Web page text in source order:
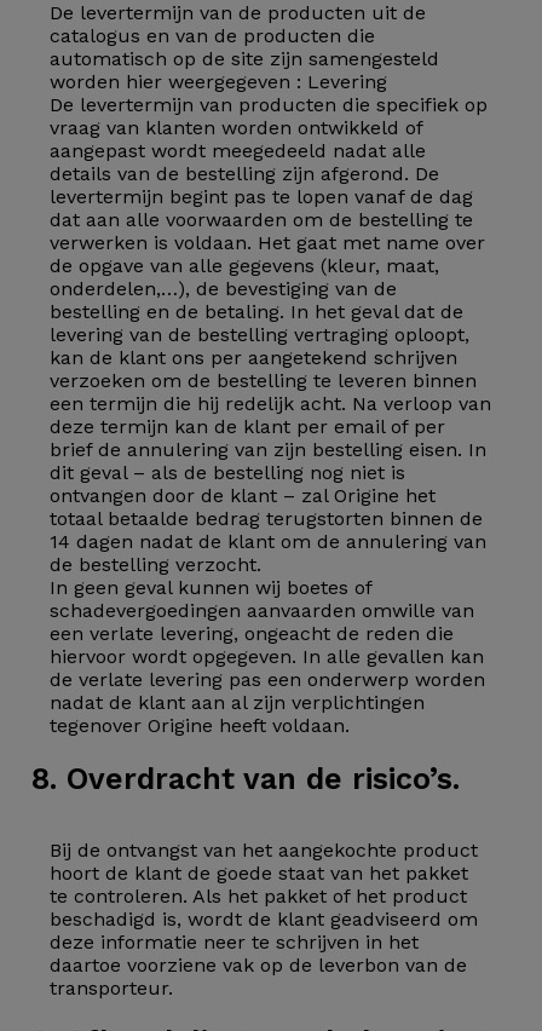
De levertermijn van de producten uit de
catalogus en van de producten die
automatisch op de site zijn samengesteld
worden hier weergegeven : Levering
De levertermijn van producten die specifiek op
vraag van klanten worden ontwikkeld of
aangepast wordt meegedeeld nadat alle
details van de bestelling zijn afgerond. De
levertermijn begint pas te lopen vanaf de dag
dat aan alle voorwaarden om de bestelling te
verwerken is voldaan. Het gaat met name over
de opgave van alle gegevens (kleur, maat,
onderdelen,…), de bevestiging van de
bestelling en de betaling. In het geval dat de
levering van de bestelling vertraging oploopt,
kan de klant ons per aangetekend schrijven
verzoeken om de bestelling te leveren binnen
een termijn die hij redelijk acht. Na verloop van
deze termijn kan de klant per email of per
brief de annulering van zijn bestelling eisen. In
dit geval – als de bestelling nog niet is
ontvangen door de klant – zal Origine het
totaal betaalde bedrag terugstorten binnen de
14 dagen nadat de klant om de annulering van
de bestelling verzocht.
In geen geval kunnen wij boetes of
schadevergoedingen aanvaarden omwille van
een verlate levering, ongeacht de reden die
hiervoor wordt opgegeven. In alle gevallen kan
de verlate levering pas een onderwerp worden
nadat de klant aan al zijn verplichtingen
tegenover Origine heeft voldaan.
8. Overdracht van de risico’s.
Bij de ontvangst van het aangekochte product
hoort de klant de goede staat van het pakket
te controleren. Als het pakket of het product
beschadigd is, wordt de klant geadviseerd om
deze informatie neer te schrijven in het
daartoe voorziene vak op de leverbon van de
transporteur.